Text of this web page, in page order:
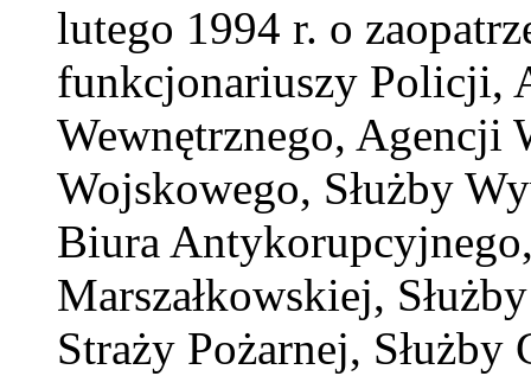
lutego 1994 r. o
funkcjonariuszy Policji,
Wewnętrznego, Agencji
Wojskowego, Służby
Biura
Marszałkowskiej,
Straży Pożarnej,